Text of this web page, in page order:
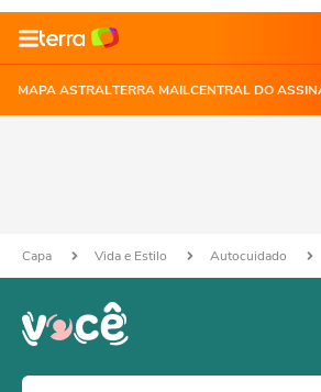
MAPA ASTRALTERRA MAILCENTRAL DO
Capa Vida e Estilo Autocuidado